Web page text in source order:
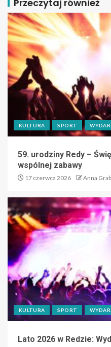
Przeczytaj również
KULTURA SPORT
59. urodziny Redy –
wspólnej zabawy
17 czerwca 2026 Anna
KULTURA SPORT
Lato 2026 w Redzie: